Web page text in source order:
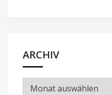
ARCHIV
Archiv